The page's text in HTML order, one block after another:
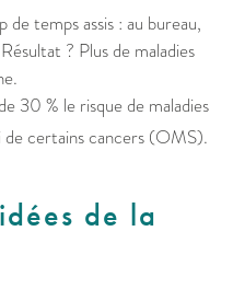
de temps assis : au bureau,
? Plus de maladies
30 % le risque de maladies
certains cancers (OMS).
de la